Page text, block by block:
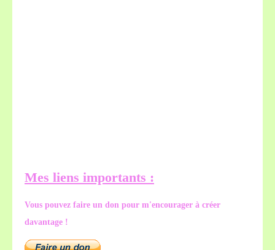
Mes liens importants :
Vous pouvez faire un don pour m'encourager à créer
davantage !